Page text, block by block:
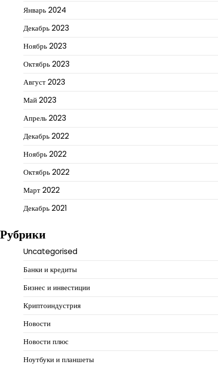
Январь 2024
Декабрь 2023
Ноябрь 2023
Октябрь 2023
Август 2023
Май 2023
Апрель 2023
Декабрь 2022
Ноябрь 2022
Октябрь 2022
Март 2022
Декабрь 2021
Рубрики
Uncategorised
Банки и кредиты
Бизнес и инвестиции
Криптоиндустрия
Новости
Новости плюс
Ноутбуки и планшеты